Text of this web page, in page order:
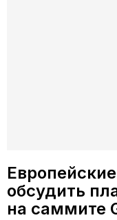
обсудить
на саммите